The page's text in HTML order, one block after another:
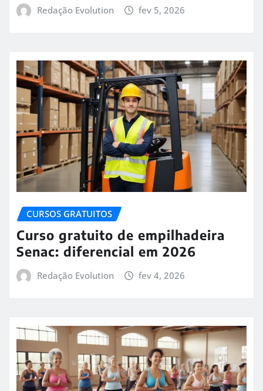
Redação Evolution fev 5, 2026
CURSOS GRATUITOS
Curso gratuito de empilhadeira
Senac: diferencial em 2026
Redação Evolution fev 4, 2026